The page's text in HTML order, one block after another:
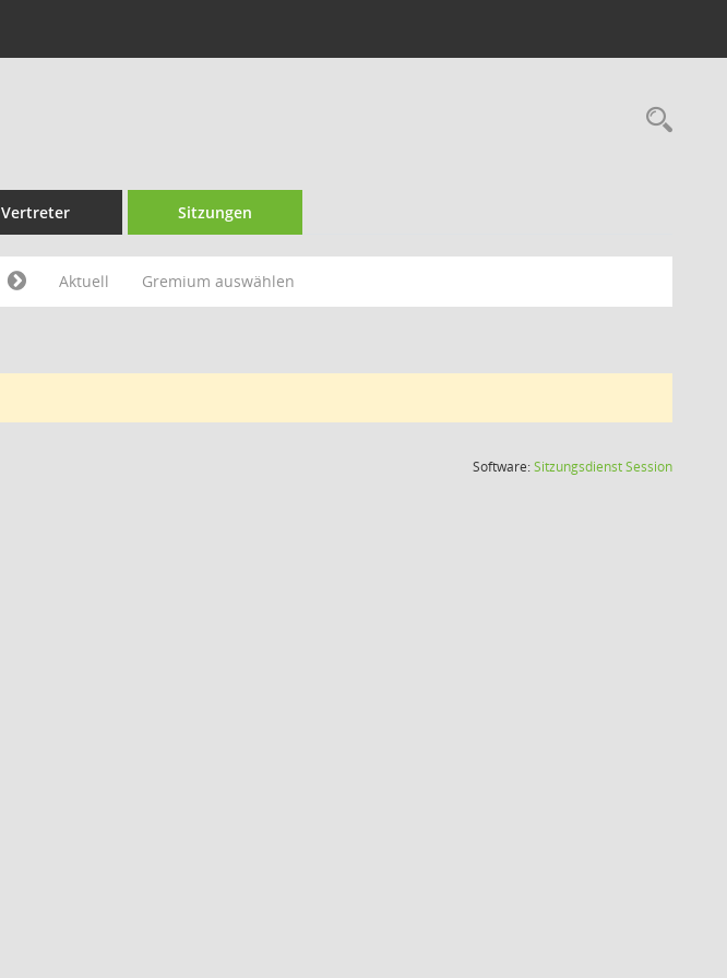
Vertreter Sitzungen
Aktuell Gremium auswählen
Software:SitzungsdienstSession(Wird in